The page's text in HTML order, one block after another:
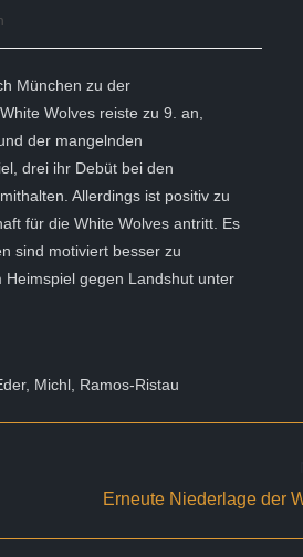
München zu der
Wolves reiste zu 9. an,
der mangelnden
drei ihr Debüt bei den
Allerdings ist positiv zu
für die White Wolves antritt. Es
sind motiviert besser zu
gegen Landshut unter
Michl, Ramos-Ristau
Erneute Niederlage der